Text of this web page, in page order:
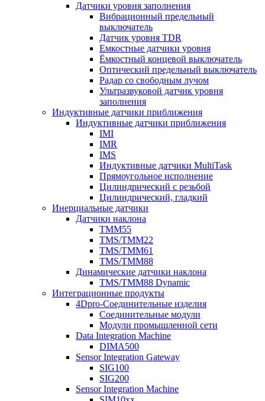
Датчики уровня заполнения
Вибрационный предельный
выключатель
Датчик уровня TDR
Емкостные датчики уровня
Ёмкостный концевой выключатель
Оптический предельный выключатель
Радар со свободным лучом
Ультразвуковой датчик уровня
заполнения
Индуктивные датчики приближения
Индуктивные датчики приближения
IMI
IMR
IMS
Индуктивные датчики MultiTask
Прямоугольное исполнение
Цилиндрический с резьбой
Цилиндрический, гладкий
Инерциальные датчики
Датчики наклона
TMM55
TMS/TMM22
TMS/TMM61
TMS/TMM88
Динамические датчики наклона
TMS/TMM88 Dynamic
Интеграционные продукты
4Dpro-Соединительные изделия
Соединительные модули
Модули промышленной сети
Data Integration Machine
DIMA500
Sensor Integration Gateway
SIG100
SIG200
Sensor Integration Machine